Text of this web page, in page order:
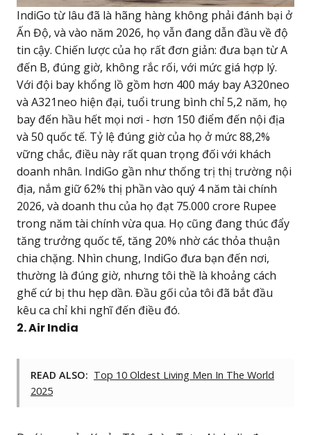
IndiGo từ lâu đã là hãng hàng không phải đánh bại ở
Ấn Độ, và vào năm 2026, họ vẫn đang dẫn đầu về độ
tin cậy. Chiến lược của họ rất đơn giản: đưa bạn từ A
đến B, đúng giờ, không rắc rối, với mức giá hợp lý.
Với đội bay khổng lồ gồm hơn 400 máy bay A320neo
và A321neo hiện đại, tuổi trung bình chỉ 5,2 năm, họ
bay đến hầu hết mọi nơi - hơn 150 điểm đến nội địa
và 50 quốc tế. Tỷ lệ đúng giờ của họ ở mức 88,2%
vững chắc, điều này rất quan trọng đối với khách
doanh nhân. IndiGo gần như thống trị thị trường nội
địa, nắm giữ 62% thị phần vào quý 4 năm tài chính
2026, và doanh thu của họ đạt 75.000 crore Rupee
trong năm tài chính vừa qua. Họ cũng đang thúc đẩy
tăng trưởng quốc tế, tăng 20% nhờ các thỏa thuận
chia chặng. Nhìn chung, IndiGo đưa bạn đến nơi,
thường là đúng giờ, nhưng tôi thề là khoảng cách
ghế cứ bị thu hẹp dần. Đầu gối của tôi đã bắt đầu
kêu ca chỉ khi nghĩ đến điều đó.
2. Air India
READ ALSO: Top 10 Oldest Living Men In The World
2025